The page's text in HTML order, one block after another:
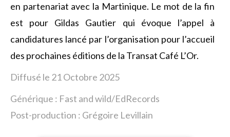
en partenariat avec la Martinique. Le mot de la fin
est pour Gildas Gautier qui évoque l’appel à
candidatures lancé par l’organisation pour l’accueil
des prochaines éditions de la Transat Café L’Or.
Diffusé le 21 Octobre 2025
Générique : Fast and wild/EdRecords
Post-production : Grégoire Levillain